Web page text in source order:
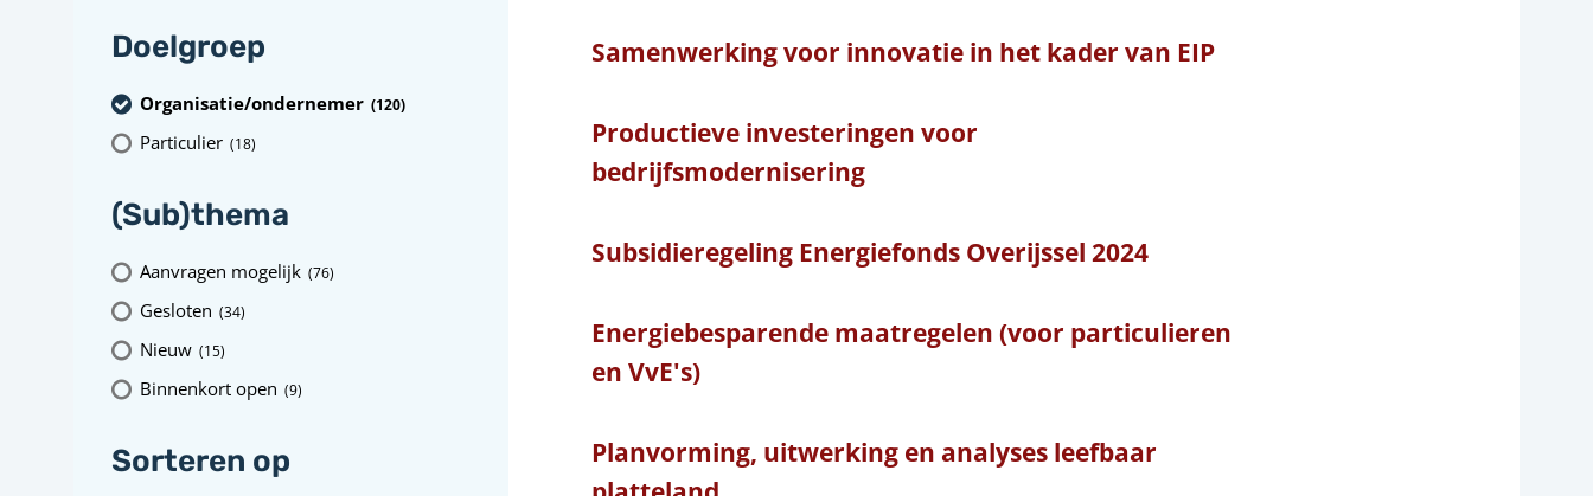
Samenwerking voor innovatie in het kader van EIP
Productieve investeringen voor
bedrijfsmodernisering
Subsidieregeling Energiefonds Overijssel 2024
Energiebesparende maatregelen (voor particulieren
en VvE's)
Planvorming, uitwerking en analyses leefbaar
Doelgroep
Organisatie/ondernemer (120)
Particulier (18)
(Sub)thema
Aanvragen mogelijk (76)
Gesloten (34)
Nieuw (15)
Binnenkort open (9)
Sorteren op